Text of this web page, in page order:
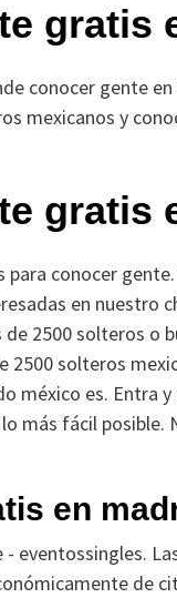
gratis
conocer gente
mexicanos y
gratis
conocer
en nuestro
2500 solteros o
2500 solteros
méxico es. Entra
más fácil posible.
en
eventossingles.
de